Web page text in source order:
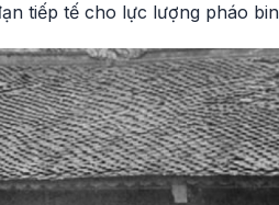
tiếp tế cho lực lượng pháo